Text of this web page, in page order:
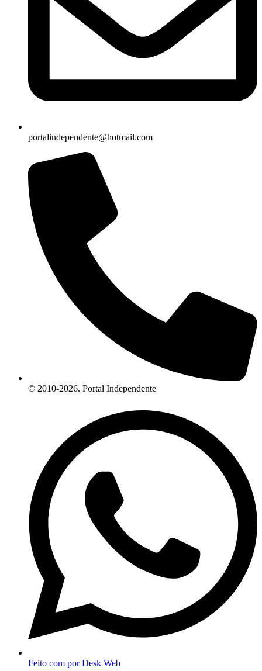
portalindependente@hotmail.com
© 2010-2026. Portal Independente
Feito com por Desk Web